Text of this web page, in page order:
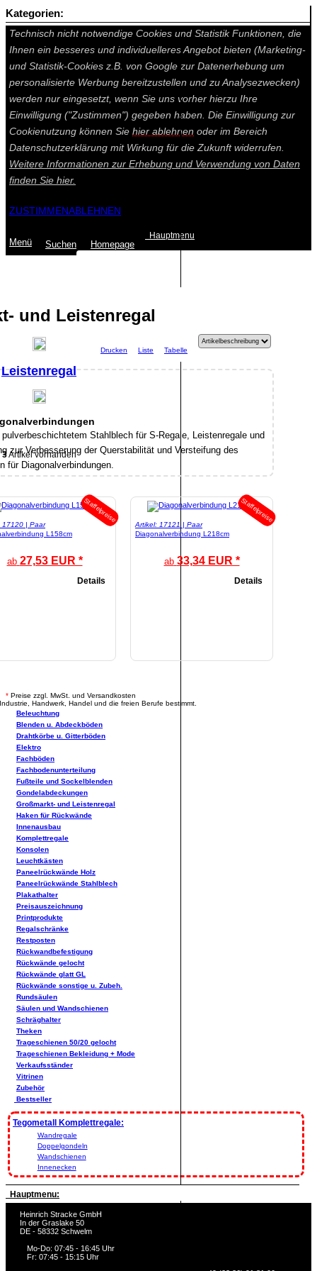
Auf dieser Seite werden technisch notwendige Cookies gesetzt.
Technisch nicht notwendige Cookies und Statistik Funktionen, die
Ihnen ein besseres und individuelleres Angebot bieten (Marketing-
und Statistik-Cookies z.B. von Google zur Datenerhebung um
personalisierte Werbung bereitzustellen und zu Analysezwecken)
werden nur eingesetzt, wenn Sie uns vorher hierzu Ihre
Einwilligung ("Zustimmen") gegeben haben. Die Einwilligung zur
Cookienutzung können Sie hier ablehnen oder im Bereich
Datenschutzerklärung mit Wirkung für die Zukunft widerrufen.
Weitere Informationen zur Erhebung und Verwendung von Daten
finden Sie hier.
ZUSTIMMENABLEHNEN
Menü Suchen Homepage
Hauptmenu
und Leistenregal
Leistenregal
3Artikel vorhanden
Drucken Liste Tabelle
Stahlblech für S-Regale, Leistenregale und
zur Verbesserung der Querstabilität und Versteifung des
für Diagonalverbindungen.
Staffelpreise
17120 | Paar
L158cm
ab 27,53 EUR *
Details
Staffelpreise
Artikel: 17121 | Paar
Diagonalverbindung L218cm
ab 33,34 EUR *
Details
* Preise zzgl. MwSt. und Versandkosten
Handwerk, Handel und die freien Berufe bestimmt.
Kategorien:
Beleuchtung
Blenden u. Abdeckböden
Drahtkörbe u. Gitterböden
Elektro
Fachböden
Fachbodenunterteilung
Fußteile und Sockelblenden
Gondelabdeckungen
Großmarkt- und Leistenregal
Haken für Rückwände
Innenausbau
Komplettregale
Konsolen
Leuchtkästen
Paneelrückwände Holz
Paneelrückwände Stahlblech
Plakathalter
Preisauszeichnung
Printprodukte
Regalschränke
Restposten
Rückwandbefestigung
Rückwände gelocht
Rückwände glatt GL
Rückwände sonstige u. Zubeh.
Rundsäulen
Säulen und Wandschienen
Schräghalter
Theken
Trageschienen 50/20 gelocht
Trageschienen Bekleidung + Mode
Verkaufsständer
Vitrinen
Zubehör
Bestseller
Tegometall Komplettregale:
Wandregale
Doppelgondeln
Wandschienen
Innenecken
Hauptmenu:
Heinrich Stracke GmbH
In der Graslake 50
DE - 58332 Schwelm
Mo-Do: 07:45 - 16:45 Uhr
Fr: 07:45 - 15:15 Uhr